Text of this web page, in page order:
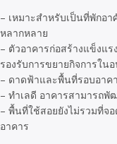
– เหมาะสำหรับเป็นที่พักอ
หลากหลาย
– ตัวอาคารก่อสร้างแข็งแ
รองรับการขยายกิจการใน
– ดาดฟ้าและพื้นที่รอบอาค
– ทำเลดี อาคารสามารถ
– พื้นที่ใช้สอยยังไม่รวมที่จ
อาคาร